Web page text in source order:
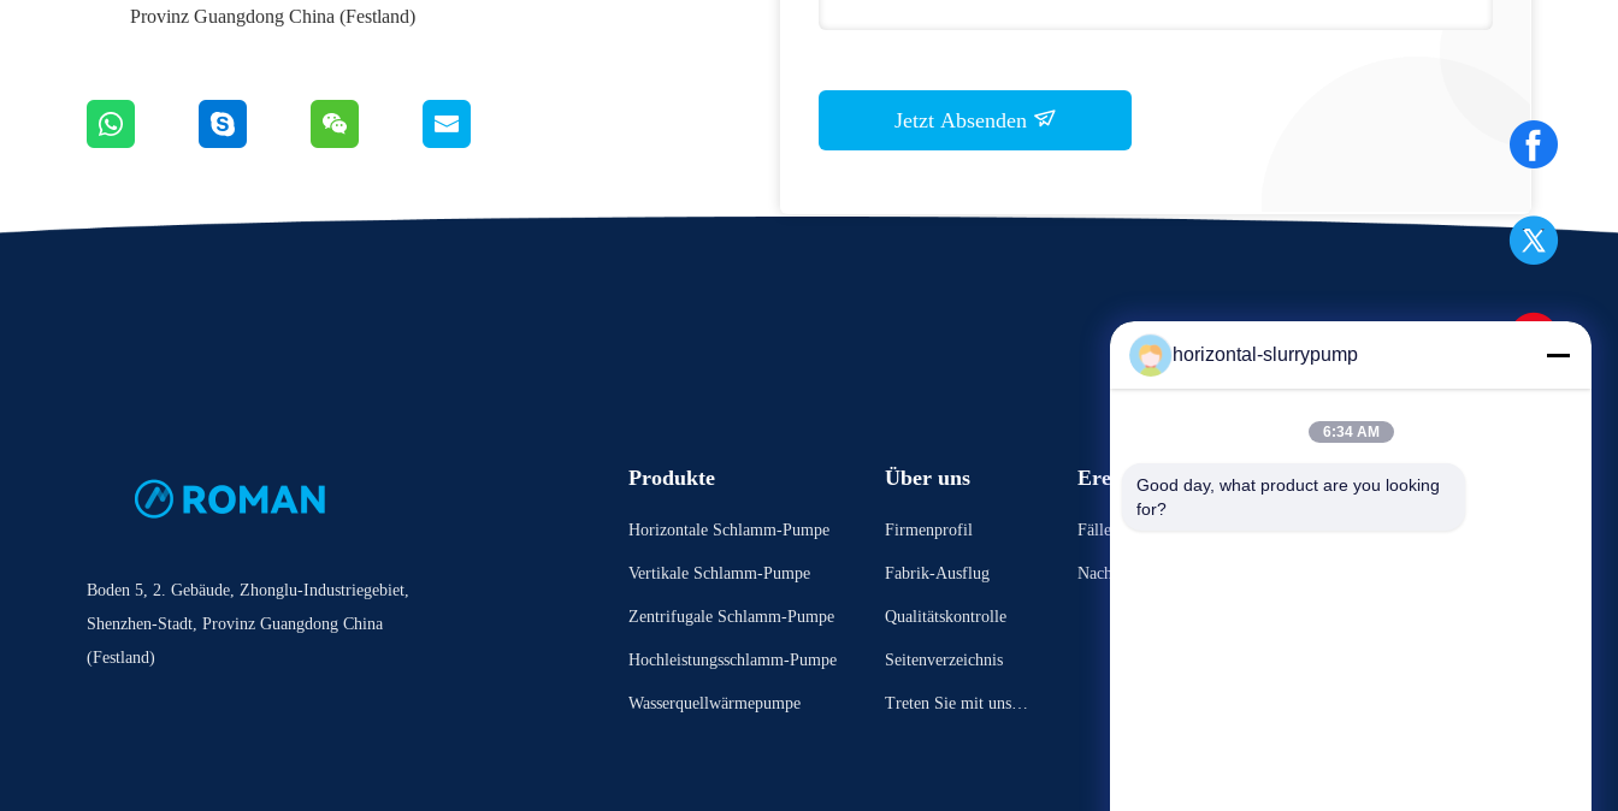
Provinz Guangdong China (Festland)
Jetzt Absenden
Boden 5, 2. Gebäude, Zhonglu-Industriegebiet,
Shenzhen-Stadt, Provinz Guangdong China
(Festland)
Produkte
Horizontale Schlamm-Pumpe
Vertikale Schlamm-Pumpe
Zentrifugale Schlamm-Pumpe
Hochleistungsschlamm-Pumpe
Wasserquellwärmepumpe
Über uns
Firmenprofil
Fabrik-Ausflug
Qualitätskontrolle
Seitenverzeichnis
Treten Sie mit uns in
Ereignisse
Fälle
Nachrichten
Fordern Sie ein Zitat
horizontal-slurrypump
6:34 AM
Good day, what product are you looking
for?